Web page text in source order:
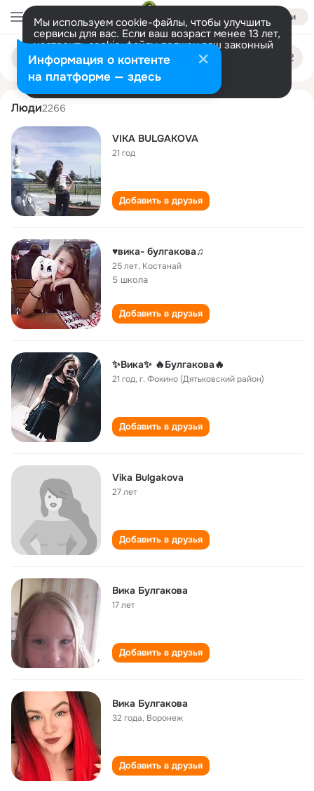
Войти
Мы используем cookie-файлы, чтобы улучшить
сервисы для вас. Если ваш возраст менее 13 лет,
настроить cookie-файлы должен ваш законный
представитель. Больше информации
Разрешить все Настроить
Поиск
людям
vika bulgakova
Люди2266
VIKA BULGAKOVA
21 год
Добавить в друзья
♥вика- булгакова♫
25 лет, Костанай
5 школа
Добавить в друзья
✨Вика✨ 🔥Булгакова🔥
21 год,г. Фокино (Дятьковский район)
Добавить в друзья
Vika Bulgakova
27 лет
Добавить в друзья
Вика Булгакова
17 лет
Добавить в друзья
Вика Булгакова
32 года, Воронеж
Добавить в друзья
Информация о контенте
на платформе — здесь